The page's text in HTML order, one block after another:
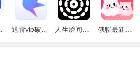
式版 迅雷vip破解版永久会员2024版 人生瞬间最新手机版 俄聊最新手机版